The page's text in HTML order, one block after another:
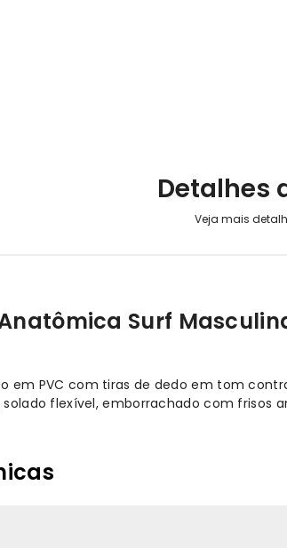
Detalhes
Surf
em PVC com tiras de dedo em tom
flexível, emborrachado com